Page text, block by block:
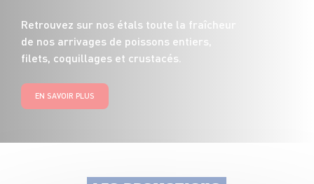
Retrouvez sur nos étals toute la fraîcheur
de nos arrivages de poissons entiers,
filets, coquillages et crustacés.
EN SAVOIR PLUS